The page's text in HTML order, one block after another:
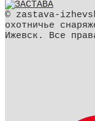
© zastava-
охотничье
Ижевск. Все